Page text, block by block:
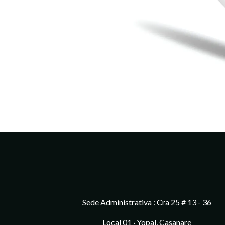
Sede Administrativa : Cra 25 # 13 - 36
Local 01 · Yopal, Casanare